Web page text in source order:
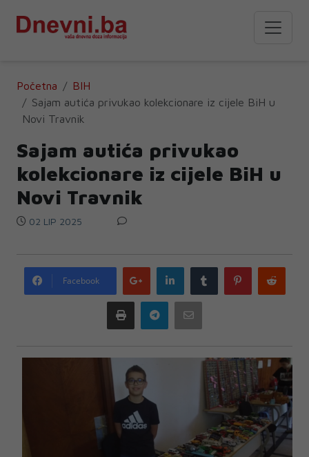
Početna
BIH
Sajam autića privukao kolekcionare iz cijele BiH u
Novi Travnik
Sajam autića privukao
kolekcionare iz cijele BiH u
Novi Travnik
02 LIP 2025
Facebook
Google
plus
LinkedIn Tumblr Pinterest
Print Telegram